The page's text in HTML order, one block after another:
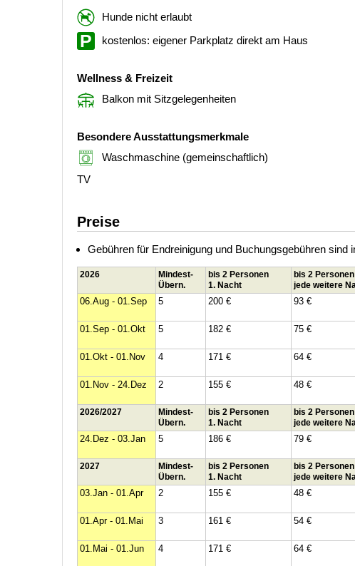
Hunde nicht erlaubt
kostenlos: eigener Parkplatz direkt am Haus
Wellness & Freizeit
Balkon mit Sitzgelegenheiten
Besondere Ausstattungsmerkmale
Waschmaschine (gemeinschaftlich)
TV
Preise
Gebühren für Endreinigung und Buchungsgebühren
2026
Mindest-
Übern.
bis 2 Personen
1. Nacht
bis 2 Personen
jede weitere
06.Aug - 01.Sep 5 200 € 93 €
01.Sep - 01.Okt
5 182 € 75 €
01.Okt - 01.Nov
4 171 € 64 €
01.Nov - 24.Dez
2 155 € 48 €
2026/2027
Mindest-
Übern.
bis 2 Personen
1. Nacht
bis 2 Personen
jede weitere
24.Dez - 03.Jan 5 186 € 79 €
2027
Mindest-
Übern.
bis 2 Personen
1. Nacht
bis 2 Personen
jede weitere
03.Jan - 01.Apr 2 155 € 48 €
01.Apr - 01.Mai
3 161 € 54 €
01.Mai - 01.Jun
4 171 € 64 €